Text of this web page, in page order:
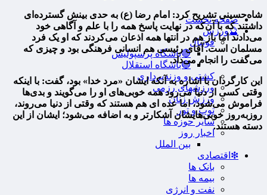
صفحه نخست
🔮ورزش
فوتبال
🔴باشگاه پرسپولیس
🔵باشگاه استقلال
کشتی و وزنه‌برداری
ورزشهای رزمی
ورزش زنان
توپ و تور
سایر حوزه ها
اخبار روز
بین الملل
❇اقتصادی
بانک ها
بیمه ها
نفت و انرژی
شاه‌حسینی تشریح کرد: امام رضا (ع) به حدی بینش گسترده‌ای
داشتند که با آن‌که در نهایت پاسخ همه را با علم و آگاهی خود
می‌دادند اما باز هم در انتها همه اذعان می‌کردند که او یک فرد
مسلمان است. آقای رئیسی هم انسانی فرهنگی بود و چیزی که
می‌گفت را انجام می‌داد.
این کارگردان با اشاره به آنکه ایشان «مرد خدا» بود، گفت: با اینکه
وقتی کسی از دنیا می‌رود همه خوبی‌های او را می‌گویند و بدی‌ها
فراموش می‌شود، اما عده ای هم هستند که وقتی از دنیا می‌روند،
روزبه‌روز خوبی‌هایشان آشکارتر و به اضافه می‌شود؛ ایشان از این
دسته هستند.